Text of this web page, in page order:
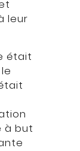
leur
était
à but